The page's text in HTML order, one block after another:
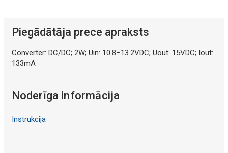
Piegādātāja prece apraksts
Converter: DC/DC; 2W; Uin: 10.8÷13.2VDC; Uout: 15VDC; Iout:
133mA
Noderīga informācija
Instrukcija